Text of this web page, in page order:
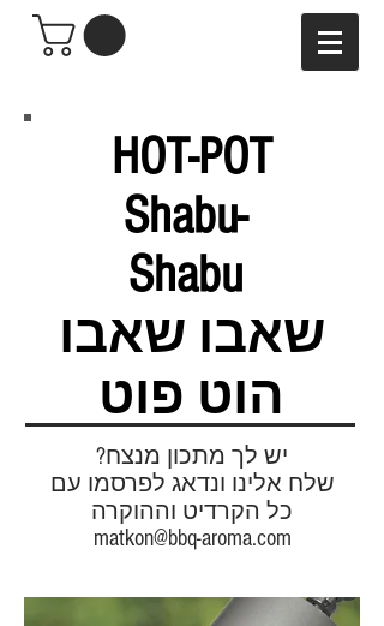
HOT-POT
Shabu-
Shabu
שאבו שאבו
הוט פוט
יש לך מתכון מנצח?
שלח אלינו ונדאג לפרסמו עם
כל הקרדיט וההוקרה
matkon@bbq-aroma.com